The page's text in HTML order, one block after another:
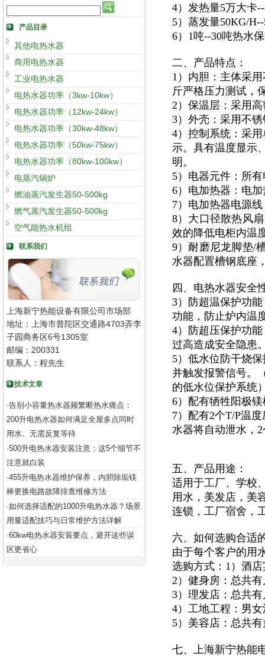
产品目录
其他电热水器
商用电热水器
工业电热水器
电热水器功率（3kw-10kw）
电热水器功率（12kw-24kw）
电热水器功率（30kw-48kw）
电热水器功率（50kw-75kw）
电热水器功率（80kw-100kw）
电蒸汽锅炉
燃油蒸汽发生器50-500kg
燃气蒸汽发生器50-500kg
空气能热水机组
联系我们
上海新宁热能设备有限公司市场部
地址：上海市普陀区交通路4703弄李
子园商务区6号1305室
邮编：200331
联系人：程先生
技术文章
·告别小容量热水器频繁断热水痛点：
200升电热水器如何满足全屋多点同时
用水、无需反复等待
·500升电热水器安装注意：这5个细节不
注意就白装
·455升电热水器维护保养，内胆除垢镁
棒更换电路故障排查维修方法
·如何选择适配的1000升电热水器？场景
用量适配技巧与日常维护方法详解
·60kw电热水器安装要点，避开这些误
区更省心
4）发热量5万大卡
5）蒸发量50KG/
6）1吨--30吨热水
二、产品特点：
1）内胆：主体采
斤严格压力测试，
2）保温层：采用
3）外壳：采用不
4）控制系统：采
示。具有温度显示
明。
5）电器元件：所
6）电加热器：电
7）电加热器电源
8）大口径散热风
效的降低电柜内温
9）耐磨尼龙脚垫/
水器配置槽钢底座
四、电热水器安全
3）防超温保护功
功能，防止炉内温
4）防超压保护功
过高造成安全隐患
5）低水位防干烧
并触发报警信号。
的低水位保护系统
6）配有牺牲阳极
7）配有2个T/P温
水器将自动泄水，
五、产品用途：
适用于工厂、学校
用水，美发店，美
连锁，工厂宿舍，
六、如何选购合适
由于每个客户的用
选购方式：1）酒
2）健身房：总共
3）理发店：总共
4）工地工程：男
5）美容店：总共
七、上海新宁热能